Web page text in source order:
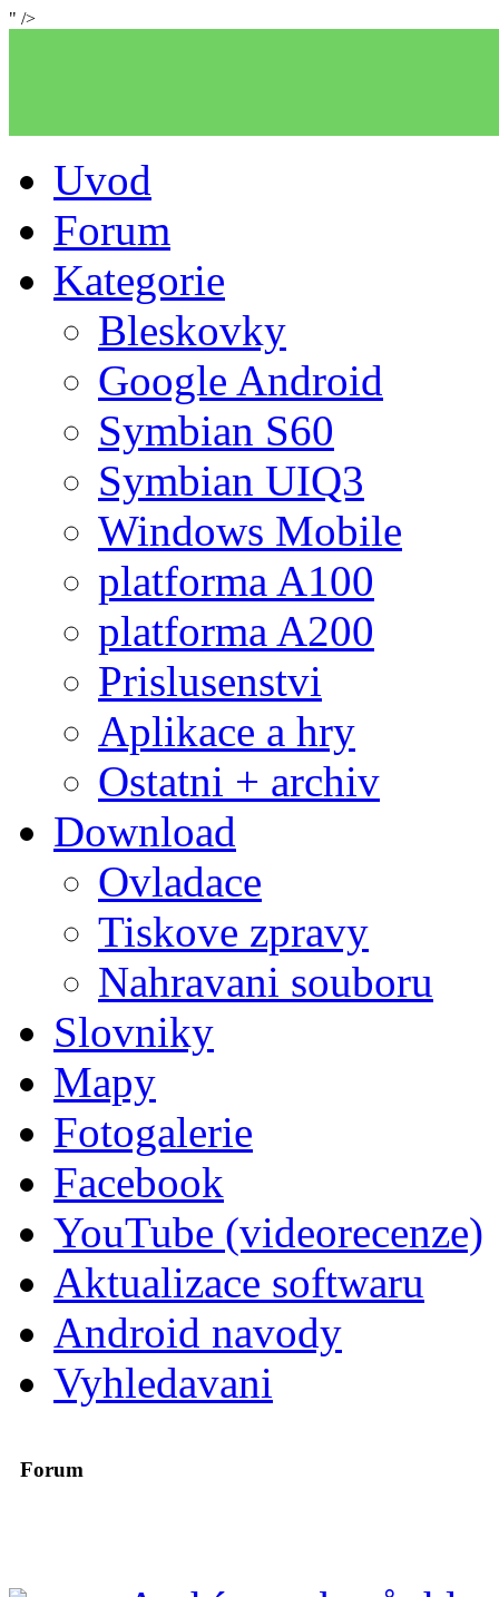
" />
Uvod
Forum
Kategorie
Bleskovky
Google Android
Symbian S60
Symbian UIQ3
Windows Mobile
platforma A100
platforma A200
Prislusenstvi
Aplikace a hry
Ostatni + archiv
Download
Ovladace
Tiskove zpravy
Nahravani souboru
Slovniky
Mapy
Fotogalerie
Facebook
YouTube (videorecenze)
Aktualizace softwaru
Android navody
Vyhledavani
Forum